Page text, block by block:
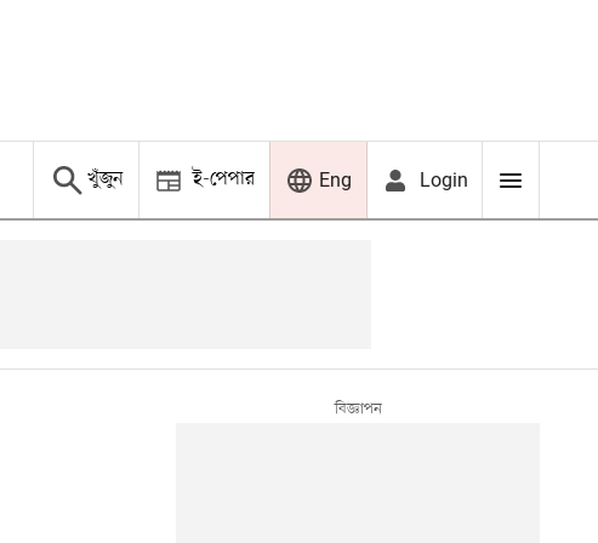
খুঁজুন ই-পেপার Eng Login